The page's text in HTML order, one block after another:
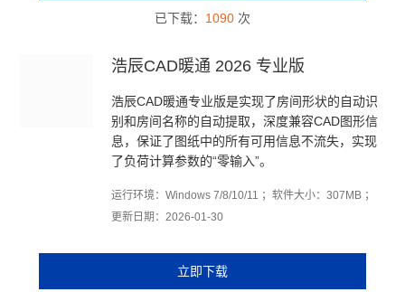
已下载： 1090次
浩辰CAD暖通 2026 专业版
浩辰CAD暖通专业版是实现了房间形状的自动识
别和房间名称的自动提取，深度兼容CAD图形信
息，保证了图纸中的所有可用信息不流失，实现
了负荷计算参数的“零输入”。
运行环境：Windows 7/8/10/11 ；软件大小：307MB ；
更新日期：2026-01-30
立即下载